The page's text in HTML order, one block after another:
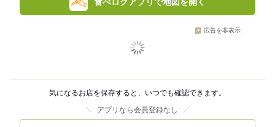
食べログアプリで地図を開く
広告を非表示
気になるお店を保存すると、いつでも確認できます。
アプリなら会員登録なし